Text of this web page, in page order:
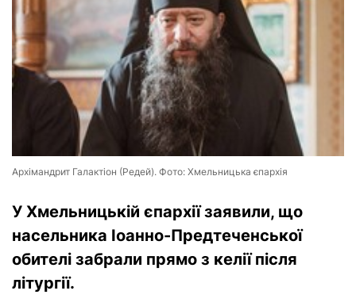
Архімандрит Галактіон (Редей). Фото: Хмельницька єпархія
У Хмельницькій єпархії заявили, що
насельника Іоанно-Предтеченської
обителі забрали прямо з келії після
літургії.